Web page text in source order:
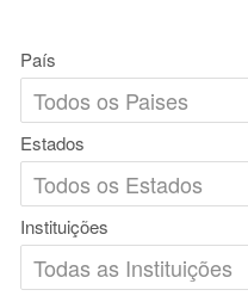
País
Estados
Instituições